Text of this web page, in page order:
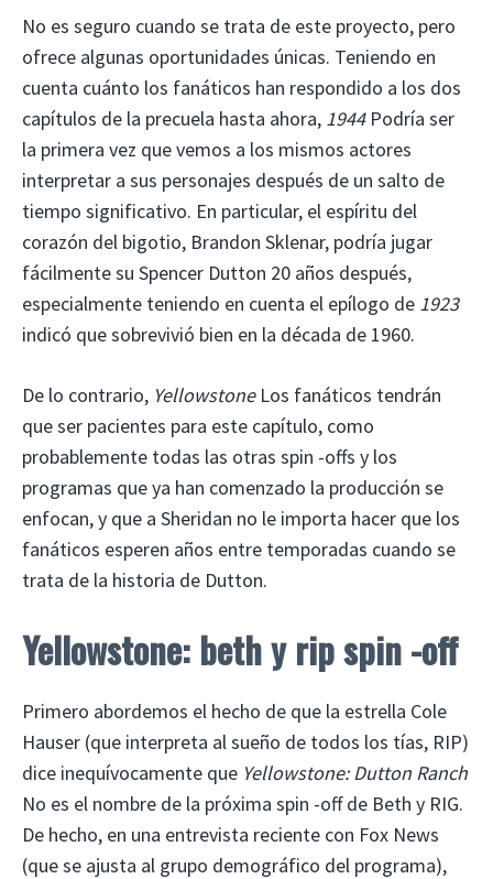
No es seguro cuando se trata de este proyecto, pero
ofrece algunas oportunidades únicas. Teniendo en
cuenta cuánto los fanáticos han respondido a los dos
capítulos de la precuela hasta ahora, 1944Podría ser
la primera vez que vemos a los mismos actores
interpretar a sus personajes después de un salto de
tiempo significativo. En particular, el espíritu del
corazón del bigotio, Brandon Sklenar, podría jugar
fácilmente su Spencer Dutton 20 años después,
especialmente teniendo en cuenta el epílogo de 1923
indicó que sobrevivió bien en la década de 1960.
De lo contrario, YellowstoneLos fanáticos tendrán
que ser pacientes para este capítulo, como
probablemente todas las otras spin -offs y los
programas que ya han comenzado la producción se
enfocan, y que a Sheridan no le importa hacer que los
fanáticos esperen años entre temporadas cuando se
trata de la historia de Dutton.
Yellowstone: beth y rip spin -off
Primero abordemos el hecho de que la estrella Cole
Hauser (que interpreta al sueño de todos los tías, RIP)
dice inequívocamente que Yellowstone: Dutton Ranch
No es el nombre de la próxima spin -off de Beth y RIG.
De hecho, en una entrevista reciente con Fox News
(que se ajusta al grupo demográfico del programa),